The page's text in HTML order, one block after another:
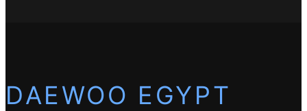
DAEWOO EGYPT